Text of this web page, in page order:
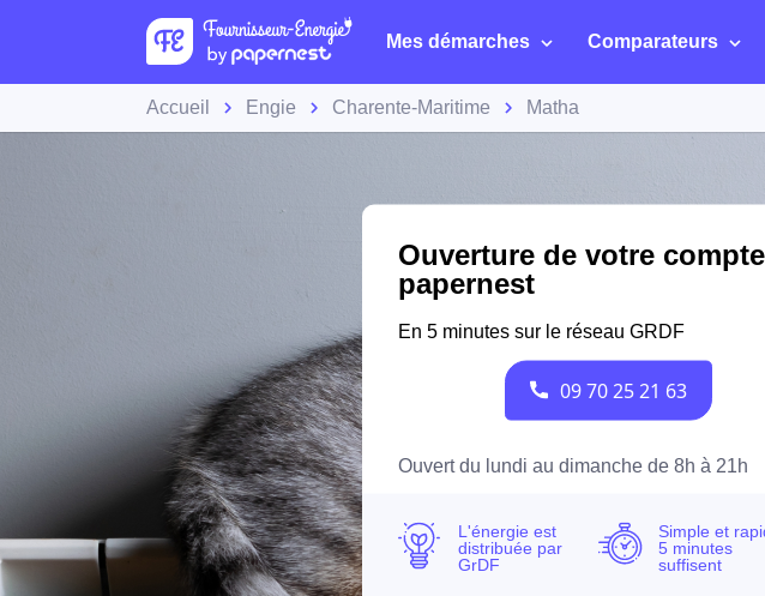
Mes démarches Comparateurs
Accueil Engie Charente-Maritime Matha